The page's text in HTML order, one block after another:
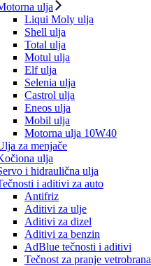
ulja
Liqui Moly ulja
Shell ulja
Total ulja
Motul ulja
Elf ulja
Selenia ulja
Castrol ulja
Eneos ulja
Mobil ulja
Motorna ulja 10W40
za menjače
ulja
i hidraulična ulja
i aditivi za auto
Antifriz
Aditivi za ulje
Aditivi za dizel
Aditivi za benzin
AdBlue tečnosti i aditivi
Tečnost za pranje vetrobrana